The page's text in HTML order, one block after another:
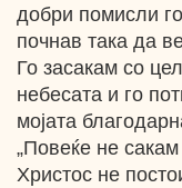
добри помисли
почнав така да
Го засакам со
небесата и го
мојата
„Повеќе не
Христос не